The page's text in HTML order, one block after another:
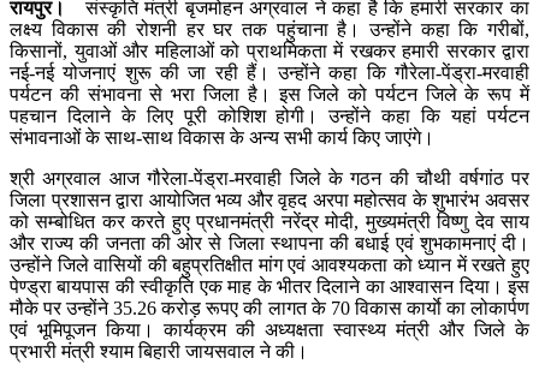
रायपुर।संस्कृति मंत्री बृजमोहन अग्रवाल ने कहा है कि हमारी सरकार का
लक्ष्य विकास की रोशनी हर घर तक पहुंचाना है। उन्होंने कहा कि गरीबों,
किसानों, युवाओं और महिलाओं को प्राथमिकता में रखकर हमारी सरकार द्वारा
नई-नई योजनाएं शुरू की जा रही हैं। उन्होंने कहा कि गौरेला-पेंड्रा-मरवाही
पर्यटन की संभावना से भरा जिला है। इस जिले को पर्यटन जिले के रूप में
पहचान दिलाने के लिए पूरी कोशिश होगी। उन्होंने कहा कि यहां पर्यटन
संभावनाओं के साथ-साथ विकास के अन्य सभी कार्य किए जाएंगे।
श्री अग्रवाल आज गौरेला-पेंड्रा-मरवाही जिले के गठन की चौथी वर्षगांठ पर
जिला प्रशासन द्वारा आयोजित भव्य और वृहद अरपा महोत्सव के शुभारंभ अवसर
को सम्बोधित कर करते हुए प्रधानमंत्री नरेंद्र मोदी, मुख्यमंत्री विष्णु देव साय
और राज्य की जनता की ओर से जिला स्थापना की बधाई एवं शुभकामनाएं दी।
उन्होंने जिले वासियों की बहुप्रतिक्षीत मांग एवं आवश्यकता को ध्यान में रखते हुए
पेण्ड्रा बायपास की स्वीकृति एक माह के भीतर दिलाने का आश्वासन दिया। इस
मौके पर उन्होंने 35.26 करोड़ रूपए की लागत के 70 विकास कार्याे का लोकार्पण
एवं भूमिपूजन किया। कार्यक्रम की अध्यक्षता स्वास्थ्य मंत्री और जिले के
प्रभारी मंत्री श्याम बिहारी जायसवाल ने की।